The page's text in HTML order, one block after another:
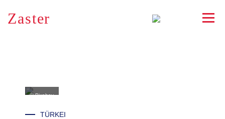
RSS
Zaster
© Pixabay
TÜRKEI